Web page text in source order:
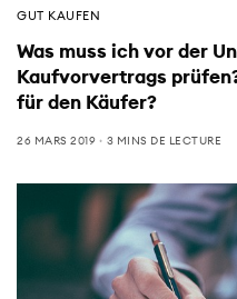
GUT KAUFEN
Was muss ich vor der
Kaufvorvertrags
für den Käufer?
26 MARS 2019 3 MINS DE LECTURE